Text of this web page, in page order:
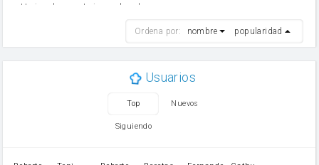
Harina de reposteria con levadura
mantequilla
Opcional: Azúcar avainillado
Ordena por: nombre popularidad
Usuarios
Top Nuevos
Siguiendo